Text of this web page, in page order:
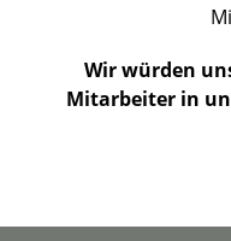
Wir würden
Mitarbeiter in